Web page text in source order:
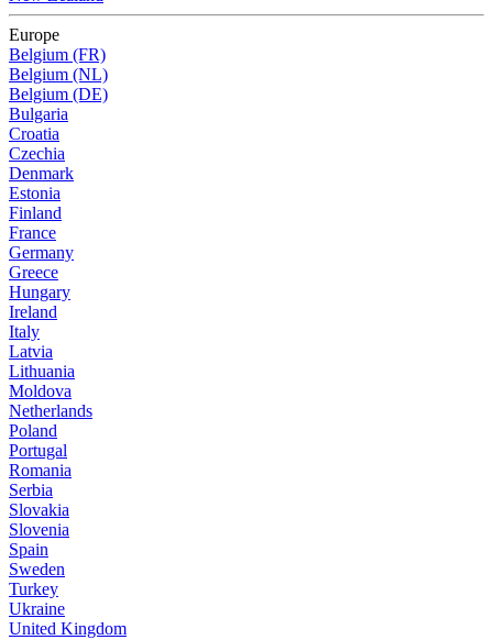
Europe
Belgium (FR)
Belgium (NL)
Belgium (DE)
Bulgaria
Croatia
Czechia
Denmark
Estonia
Finland
France
Germany
Greece
Hungary
Ireland
Italy
Latvia
Lithuania
Moldova
Netherlands
Poland
Portugal
Romania
Serbia
Slovakia
Slovenia
Spain
Sweden
Turkey
Ukraine
United Kingdom